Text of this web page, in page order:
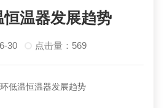
温器发展趋势
30 点击量：569